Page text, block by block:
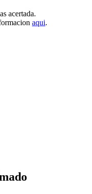
acertada.
aqui.